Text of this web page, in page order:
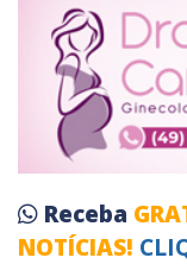
Receba
NOTÍCIAS!